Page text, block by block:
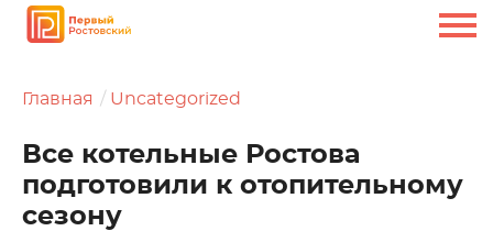
Главная Uncategorized
Все котельные Ростова
подготовили к отопительному
сезону